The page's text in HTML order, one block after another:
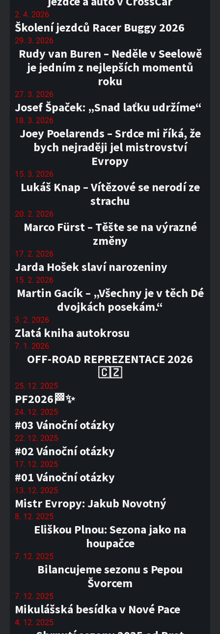
2. 4. 2026
Školení jezdců Racer Buggy 2026
29. 3. 2026
Rudy van Buren – Neděle v Seelowě
je jedním z nejlepších momentů
roku
27. 3. 2026
Josef Špaček: „Snad laťku udržíme“
18. 3. 2026
Joey Poelarends – Srdce mi říká, že
bych nejraději jel mistrovství
Evropy
15. 3. 2026
Lukáš Knap – Vítězové se nerodí ze
strachu
20. 2. 2026
Marco Fürst – Těšte se na výrazné
změny
17. 2. 2026
Jarda Hošek slaví narozeniny
15. 2. 2026
Martin Gacík – „Všechny je v těch Dé
dvojkách posekám.“
3. 2. 2026
Zlatá kniha autokrosu
7. 1. 2026
OFF-ROAD REPREZENTACE 2026
🇨🇿
25. 12. 2025
PF2026🏁✨
24. 12. 2025
#03 Vánoční otázky
22. 12. 2025
#02 Vánoční otázky
17. 12. 2025
#01 Vánoční otázky
13. 12. 2025
Mistr Evropy: Jakub Novotný
8. 12. 2025
Eliškou Plnou: Sezona jako na
houpačce
7. 12. 2025
Bilancujeme sezonu s Pepou
Švorcem
7. 12. 2025
Mikulášská besídka v Nové Pace
4. 12. 2025